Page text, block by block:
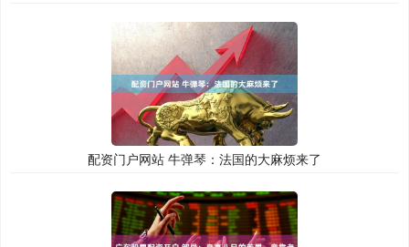
配资门户网站 牛弹琴：法国的大麻烦来了